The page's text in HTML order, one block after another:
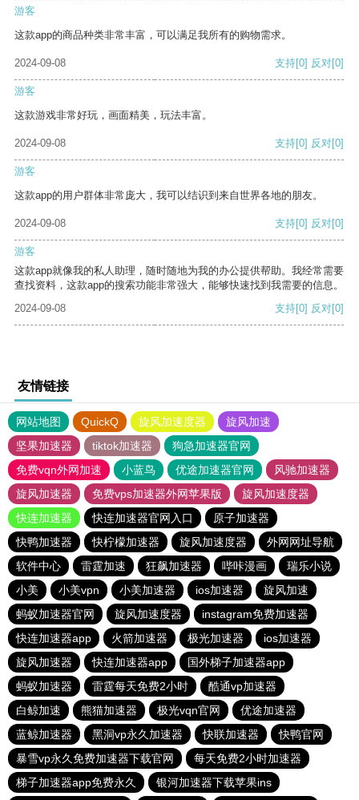
游客
这款app的商品种类非常丰富，可以满足我所有的购物需求。
2024-09-08 支持[0] 反对[0]
游客
这款游戏非常好玩，画面精美，玩法丰富。
2024-09-08 支持[0] 反对[0]
游客
这款app的用户群体非常庞大，我可以结识到来自世界各地的朋友。
2024-09-08 支持[0] 反对[0]
游客
这款app就像我的私人助理，随时随地为我的办公提供帮助。我经常需要
查找资料，这款app的搜索功能非常强大，能够快速找到我需要的信息。
2024-09-08
支持[0] 反对[0]
友情链接
网站地图 QuickQ 旋风加速度器
旋风加速
坚果加速器
tiktok加速器
狗急加速器官网
免费vqn外网加速
小蓝鸟 优途加速器官网
风驰加速器
旋风加速器
免费vps加速器外网苹果版
旋风加速度器
快连加速器
快连加速器官网入口
原子加速器
快鸭加速器
快柠檬加速器 旋风加速度器
外网网址导航
软件中心
雷霆加速 狂飙加速器 哔咔漫画
瑞乐小说
小美
小美vpn 小美加速器 ios加速器
旋风加速
蚂蚁加速器官网
旋风加速度器
instagram免费加速器
快连加速器app
火箭加速器 极光加速器
ios加速器
旋风加速器
快连加速器app
国外梯子加速器app
蚂蚁加速器
雷霆每天免费2小时
酷通vp加速器
白鲸加速
熊猫加速器 极光vqn官网
优途加速器
蓝鲸加速器
黑洞vp永久加速器 快联加速器
快鸭官网
暴雪vp永久免费加速器下载官网
每天免费2小时加速器
梯子加速器app免费永久
银河加速器下载苹果ins